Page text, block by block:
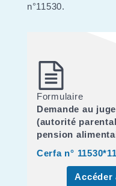
n°11530.
Formulaire
Demande au
(autorité
pension
Cerfa n° 11530*11